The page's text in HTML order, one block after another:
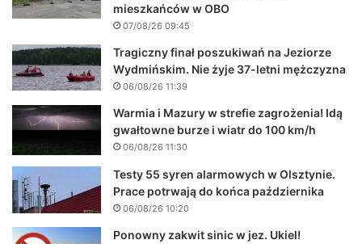
mieszkańców w OBO
07/08/26 09:45
Tragiczny finał poszukiwań na Jeziorze
Wydmińskim. Nie żyje 37-letni mężczyzna
06/08/26 11:39
Warmia i Mazury w strefie zagrożenia! Idą
gwałtowne burze i wiatr do 100 km/h
06/08/26 11:30
Testy 55 syren alarmowych w Olsztynie.
Prace potrwają do końca października
06/08/26 10:20
Ponowny zakwit sinic w jez. Ukiel!